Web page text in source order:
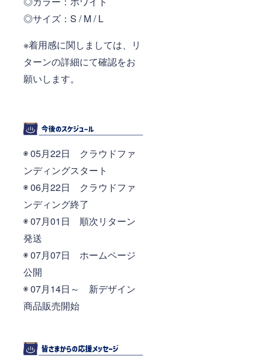
◎サイズ：S / M / L
※着用感に関しましては、リ
ターンの詳細にて確認をお
願いします。
◉ 05月22日 クラウドファ
ンディングスタート
◉ 06月22日 クラウドファ
ンディング終了
◉ 07月01日 順次リターン
発送
◉ 07月07日 ホームページ
公開
◉ 07月14日～ 新デザイン
商品販売開始